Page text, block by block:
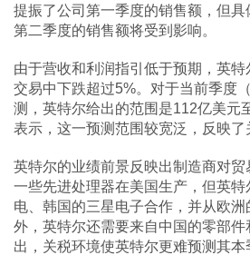
提振了公司第一季度的销售额，但
第二季度的销售额将受到影响。
由于营收和利润指引低于预期，英
交易中下跌超过5%。对于当前季度
测，英特尔给出的范围是112亿美元
表示，这一预测范围较宽泛，反映了
英特尔的业绩前景反映出制造商对
一些先进处理器在美国生产，但英
电、韩国的三星电子合作，并从欧
外，英特尔还需要来自中国的零部
出，关税环境使英特尔更难预测其